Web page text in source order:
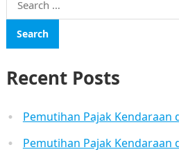
for:
Recent Posts
Pemutihan Pajak Kendaraan
Pemutihan Pajak Kendaraan